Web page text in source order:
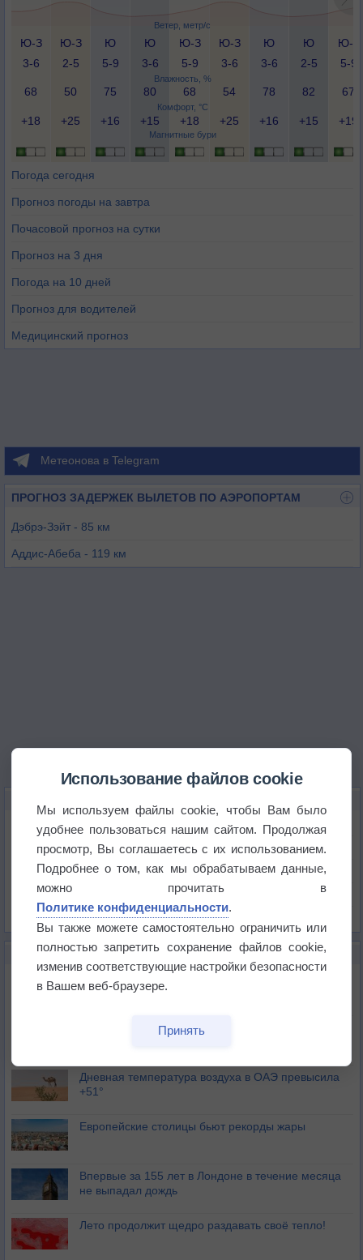
Ветер, метр/с
Влажность, %
Комфорт, °C
Магнитные бури
Ю-З
3-6
Ю-З
2-5
Ю
5-9
Ю
3-6
Ю-З
5-9
Ю-З
3-6
Ю
3-6
Ю
2-5
Ю-З
5-9
68 50 75 80 68 54 78 82 67
+18 +25 +16 +15 +18 +25 +16 +15 +19
Погода сегодня
Прогноз погоды на завтра
Почасовой прогноз на сутки
Прогноз на 3 дня
Погода на 10 дней
Прогноз для водителей
Медицинский прогноз
Метеонова в Telegram
ПРОГНОЗ ЗАДЕРЖЕК ВЫЛЕТОВ ПО АЭРОПОРТАМ
Дэбрэ-Зэйт - 85 км
Аддис-Абеба - 119 км
Температура
Давление
Осадки
Облачность
Список всех карт
НОВОЕ О ПОГОДЕ
Июль в России стал самым тёплым за всю
историю
В Центральной России наступают самые жаркие
Дневная температура воздуха в ОАЭ превысила
+51°
Европейские столицы бьют рекорды жары
Впервые за 155 лет в Лондоне в течение месяца
не выпадал дождь
Лето продолжит щедро раздавать своё тепло!
Использование файлов cookie
Мы используем файлы cookie, чтобы Вам было
удобнее пользоваться нашим сайтом. Продолжая
просмотр, Вы соглашаетесь с их использованием.
Подробнее о том, как мы обрабатываем данные,
можно прочитать в
Политике конфиденциальности.
Вы также можете самостоятельно ограничить или
полностью запретить сохранение файлов cookie,
изменив соответствующие настройки безопасности
в Вашем веб-браузере.
Принять